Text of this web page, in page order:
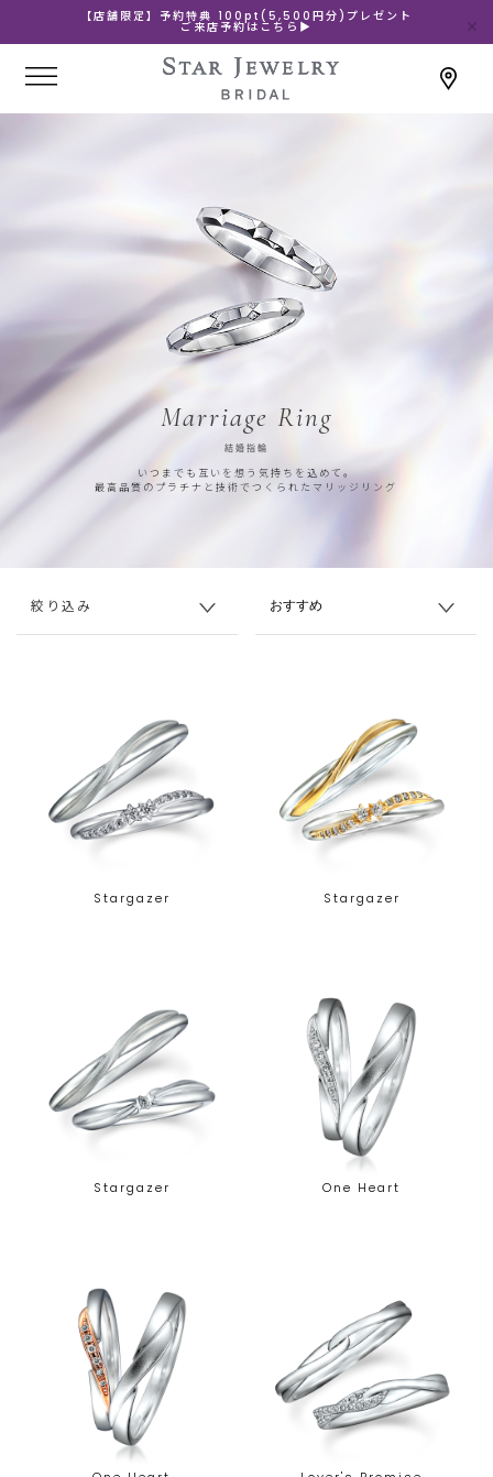
【店舗限定】予約特典 100pt(5,500円分)プレゼント
ご来店予約はこちら▶
Marriage Ring
結婚指輪
いつまでも互いを想う気持ちを込めて。
最高品質のプラチナと技術でつくられたマリッジリング
絞り込み
Stargazer Stargazer
Stargazer One Heart